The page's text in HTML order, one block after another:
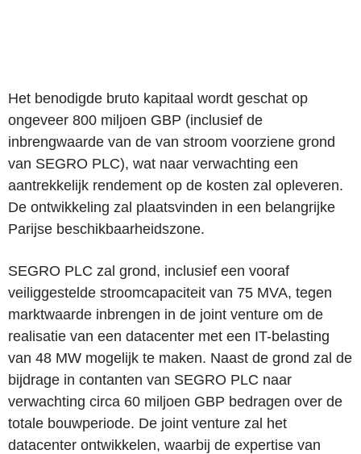
Het benodigde bruto kapitaal wordt geschat op
ongeveer 800 miljoen GBP (inclusief de
inbrengwaarde van de van stroom voorziene grond
van SEGRO PLC), wat naar verwachting een
aantrekkelijk rendement op de kosten zal opleveren.
De ontwikkeling zal plaatsvinden in een belangrijke
Parijse beschikbaarheidszone.
SEGRO PLC zal grond, inclusief een vooraf
veiliggestelde stroomcapaciteit van 75 MVA, tegen
marktwaarde inbrengen in de joint venture om de
realisatie van een datacenter met een IT-belasting
van 48 MW mogelijk te maken. Naast de grond zal de
bijdrage in contanten van SEGRO PLC naar
verwachting circa 60 miljoen GBP bedragen over de
totale bouwperiode. De joint venture zal het
datacenter ontwikkelen, waarbij de expertise van